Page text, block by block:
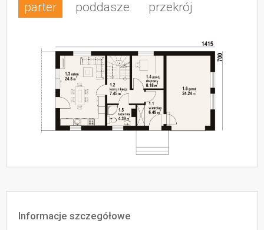
parter poddasze przekrój
Informacje szczegółowe